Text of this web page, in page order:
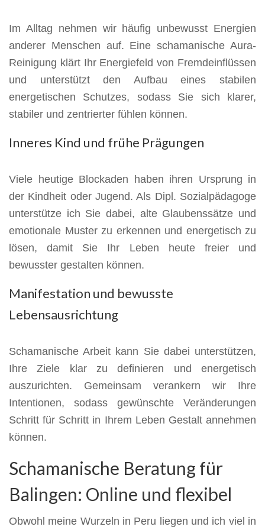
Im Alltag nehmen wir häufig unbewusst Energien
anderer Menschen auf. Eine schamanische Aura-
Reinigung klärt Ihr Energiefeld von Fremdeinflüssen
und unterstützt den Aufbau eines stabilen
energetischen Schutzes, sodass Sie sich klarer,
stabiler und zentrierter fühlen können.
Inneres Kind und frühe Prägungen
Viele heutige Blockaden haben ihren Ursprung in
der Kindheit oder Jugend. Als Dipl. Sozialpädagoge
unterstütze ich Sie dabei, alte Glaubenssätze und
emotionale Muster zu erkennen und energetisch zu
lösen, damit Sie Ihr Leben heute freier und
bewusster gestalten können.
Manifestation und bewusste
Lebensausrichtung
Schamanische Arbeit kann Sie dabei unterstützen,
Ihre Ziele klar zu definieren und energetisch
auszurichten. Gemeinsam verankern wir Ihre
Intentionen, sodass gewünschte Veränderungen
Schritt für Schritt in Ihrem Leben Gestalt annehmen
können.
Schamanische Beratung für
Balingen: Online und flexibel
Obwohl meine Wurzeln in Peru liegen und ich viel in